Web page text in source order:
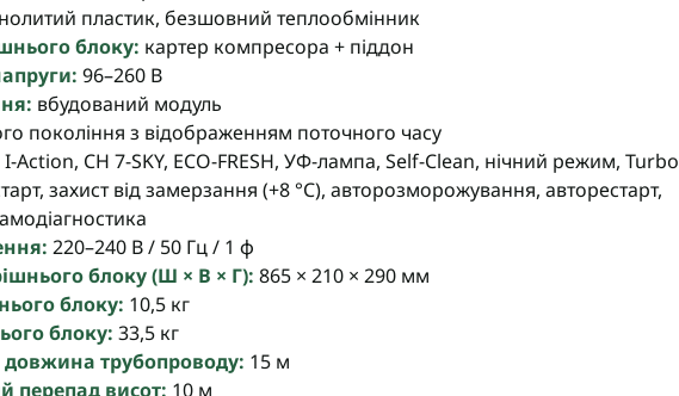
пластик, безшовний теплообмінник
блоку: картер компресора + піддон
96–260 В
вбудований модуль
покоління з відображенням поточного часу
I-Action, CH 7-SKY, ECO-FRESH, УФ-лампа, Self-Clean, нічний режим, Turbo
захист від замерзання (+8 °C), авторозморожування, авторестарт,
220–240 В / 50 Гц / 1 ф
блоку (Ш × В × Г): 865 × 210 × 290 мм
блоку: 10,5 кг
блоку: 33,5 кг
трубопроводу: 15 м
перепад висот: 10 м